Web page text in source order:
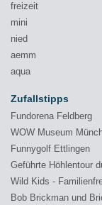
freizeit
mini
nied
aemm
aqua
Zufallstipps
Fundorena Feldberg
WOW Museum
Funnygolf Ettlingen
Geführte Höhlentour
Wild Kids -
Bob Brickman und